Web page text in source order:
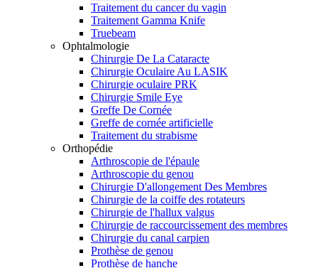
Traitement du cancer du vagin
Traitement Gamma Knife
Truebeam
Ophtalmologie
Chirurgie De La Cataracte
Chirurgie Oculaire Au LASIK
Chirurgie oculaire PRK
Chirurgie Smile Eye
Greffe De Cornée
Greffe de cornée artificielle
Traitement du strabisme
Orthopédie
Arthroscopie de l'épaule
Arthroscopie du genou
Chirurgie D'allongement Des Membres
Chirurgie de la coiffe des rotateurs
Chirurgie de l'hallux valgus
Chirurgie de raccourcissement des membres
Chirurgie du canal carpien
Prothèse de genou
Prothèse de hanche